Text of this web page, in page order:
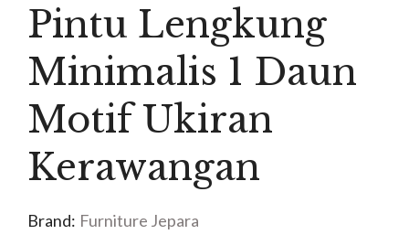
Pintu Lengkung
Minimalis 1 Daun
Motif Ukiran
Kerawangan
Brand: Furniture Jepara